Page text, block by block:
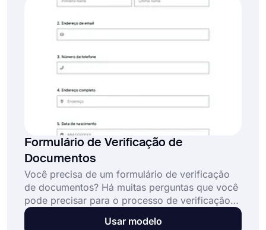
Formulário de Verificação de
Documentos
Você precisa de um formulário de verificação
de documentos? Há muitas perguntas que você
pode precisar para o processo de verificação
de documentos. Você pode adicionar perguntas
prontas para usar usando o modelo de
Usar modelo